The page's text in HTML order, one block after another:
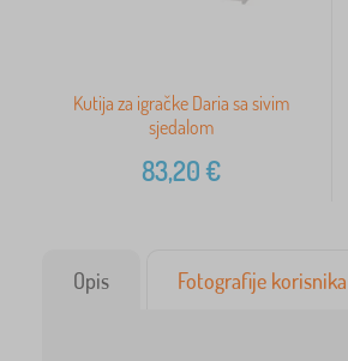
Kutija za igračke Daria sa sivim
sjedalom
83,20€
Opis Fotografije korisnika